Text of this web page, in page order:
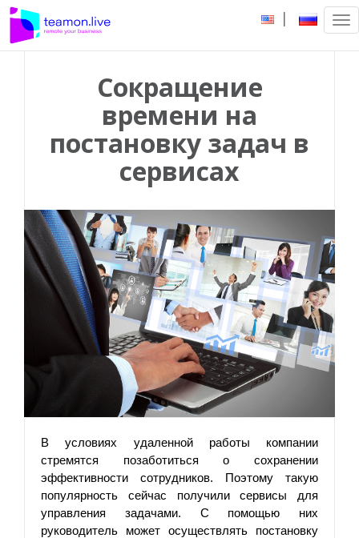
|
Сокращение
времени на
постановку задач в
сервисах
В условиях удаленной работы компании
стремятся позаботиться о сохранении
эффективности сотрудников. Поэтому такую
популярность сейчас получили сервисы для
управления задачами. С помощью них
руководитель может осуществлять постановку